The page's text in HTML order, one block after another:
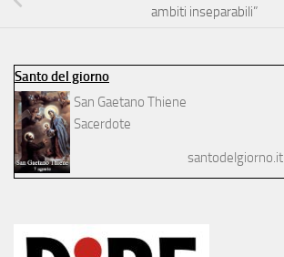
ambiti inseparabili”
Santo del giorno
San Gaetano Thiene
Sacerdote
santodelgiorno.it